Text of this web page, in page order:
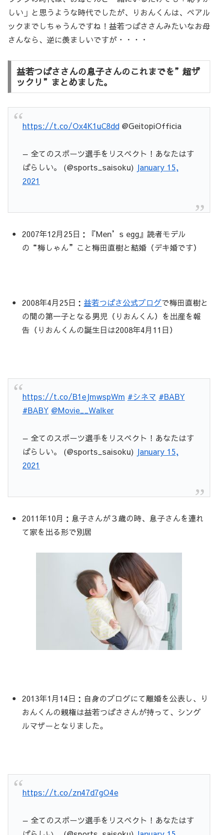
しい」と思うような時代でしたが、りおんくんは、ペアル
ックまでしちゃうんですね！益若つばささんみたいなお母
さんなら、逆に羨ましいですが・・・・
益若つばささんの息子さんのこれまでを”超ザ
ックリ”まとめました。
https://t.co/Ox4K1uC8dd@GeitopiOfficia
— 全てのスポーツ選手をリスペクト！あなたはす
ばらしい。 (@sports_saisoku) January 15,
2021
2007年12月25日：『Men’s egg』読者モデル
の “梅しゃん”こと梅田直樹と結婚（デキ婚です）
2008年4月25日：益若つばさ公式ブログで梅田直樹と
の間の第一子となる男児（りおんくん）を出産を報
告（りおんくんの誕生日は2008年4月11日）
https://t.co/B1eJmwspWm #シネマ #BABY
#BABY @Movie__Walker
— 全てのスポーツ選手をリスペクト！あなたはす
ばらしい。 (@sports_saisoku) January 15,
2021
2011年10月：息子さんが３歳の時、息子さんを連れ
て家を出る形で別居
2013年1月14日：自身のブログにて離婚を公表し、り
おんくんの親権は益若つばささんが持って、シング
ルマザーとなりました。
https://t.co/zn47d7gO4e
— 全てのスポーツ選手をリスペクト！あなたはす